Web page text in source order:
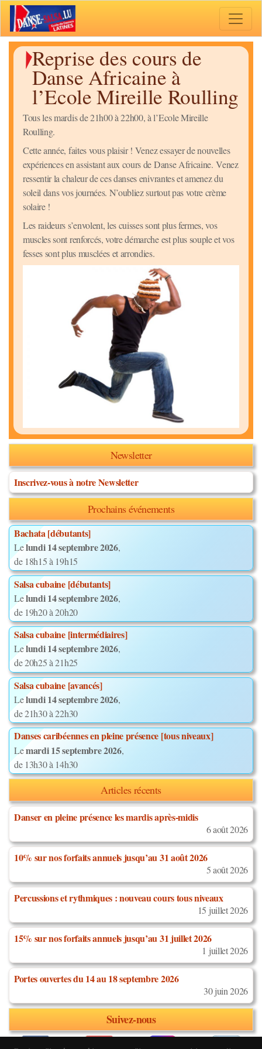
Reprise des cours de
Danse Africaine à
l’Ecole Mireille Roulling
Tous les mardis de 21h00 à 22h00, à l’Ecole Mireille
Roulling.
Cette année, faites vous plaisir ! Venez essayer de nouvelles
expériences en assistant aux cours de Danse Africaine.Venez
ressentir la chaleur de ces danses enivrantes et amenez du
soleil dans vos journées. N’oubliez surtout pas votre crème
solaire !
Les raideurs s’envolent, les cuisses sont plus fermes, vos
muscles sont renforcés, votre démarche est plus souple et vos
fesses sont plus musclées et arrondies.
Newsletter
Inscrivez-vous à notre Newsletter
Prochains événements
Bachata [débutants]
Lelundi 14 septembre 2026,
de 18h15 à 19h15
Salsa cubaine [débutants]
Lelundi 14 septembre 2026,
de 19h20 à 20h20
Salsa cubaine [intermédiaires]
Lelundi 14 septembre 2026,
de 20h25 à 21h25
Salsa cubaine [avancés]
Lelundi 14 septembre 2026,
de 21h30 à 22h30
Danses caribéennes en pleine présence [tous niveaux]
Lemardi 15 septembre 2026,
de 13h30 à 14h30
Articles récents
Danser en pleine présence les mardis après-midis
6 août 2026
10% sur nos forfaits annuels jusqu’au 31 août 2026
5 août 2026
Percussions et rythmiques : nouveau cours tous niveaux
15 juillet 2026
15% sur nos forfaits annuels jusqu’au 31 juillet 2026
1 juillet 2026
Portes ouvertes du 14 au 18 septembre 2026
30 juin 2026
Suivez-nous